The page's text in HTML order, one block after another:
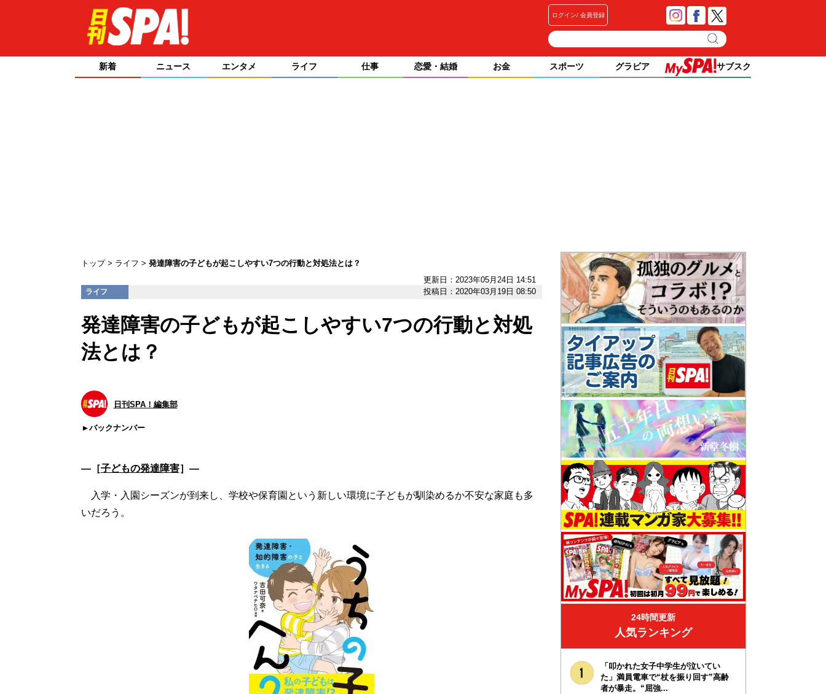
ログイン 会員登録
新着 ニュース エンタメ ライフ 仕事 恋愛・結婚 お金 スポーツ グラビア サブスク
トップ ライフ
発達障害の子どもが起こしやすい7つの行動と対処法とは？
更新日：2023年05月24日 14:51
ライフ 投稿日：2020年03月19日 08:50
発達障害の子どもが起こしやすい7つの行動と対処
法とは？
日刊SPA！編集部
バックナンバー
―［子どもの発達障害］―
入学・入園シーズンが到来し、学校や保育園という新しい環境に子どもが馴染めるか不安な家庭も多
いだろう。
24時間更新
人気ランキング
「叩かれた女子中学生が泣いてい
た」満員電車で“杖を振り回す”高齢
者が暴走。“屈強...